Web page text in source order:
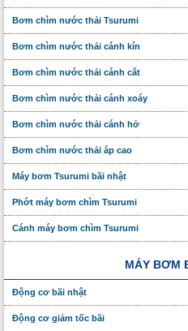
Bơm chìm nước thải Tsurumi
Bơm chìm nước thải cánh kín
Bơm chìm nước thải cánh cắt
Bơm chìm nước thải cánh xoáy
Bơm chìm nước thải cánh hở
Bơm chìm nước thải áp cao
Máy bơm Tsurumi bãi nhật
Phớt máy bơm chìm Tsurumi
Cánh máy bơm chìm Tsurumi
MÁY BƠM
Động cơ bãi nhật
Động cơ giảm tốc bãi